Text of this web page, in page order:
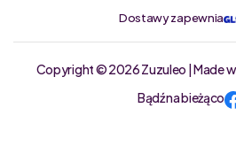
Dostawy zapewnia
Copyright © 2026 Zuzuleo | Made
Bądź na bieżąco